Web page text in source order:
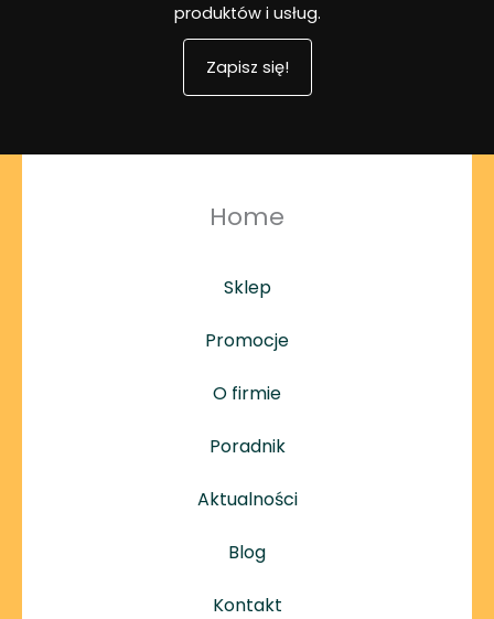
produktów i usług.
Zapisz się!
Home
Sklep
Promocje
O firmie
Poradnik
Aktualności
Blog
Kontakt